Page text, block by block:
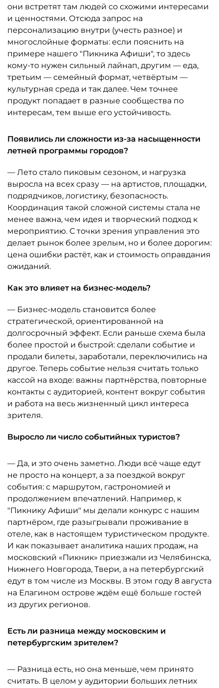
они встретят там людей со схожими интересами
и ценностями. Отсюда запрос на
персонализацию внутри (учесть разное) и
многослойные форматы: если пояснить на
примере нашего "Пикника Афиши", то здесь
кому-то нужен сильный лайнап, другим — еда,
третьим — семейный формат, четвёртым —
культурная среда и так далее. Чем точнее
продукт попадает в разные сообщества по
интересам, тем выше его устойчивость.
Появились ли сложности из-за насыщенности
летней программы городов?
— Лето стало пиковым сезоном, и нагрузка
выросла на всех сразу — на артистов, площадки,
подрядчиков, логистику, безопасность.
Координация такой сложной системы стала не
менее важна, чем идея и творческий подход к
мероприятию. С точки зрения управления это
делает рынок более зрелым, но и более дорогим:
цена ошибки растёт, как и стоимость оправдания
ожиданий.
Как это влияет на бизнес-модель?
— Бизнес-модель становится более
стратегической, ориентированной на
долгосрочный эффект. Если раньше схема была
более простой и быстрой: сделали событие и
продали билеты, заработали, переключились на
другое. Теперь событие нельзя считать только
кассой на входе: важны партнёрства, повторные
контакты с аудиторией, контент вокруг события
и работа на весь жизненный цикл интереса
зрителя.
Выросло ли число событийных туристов?
— Да, и это очень заметно. Люди всё чаще едут
не просто на концерт, а за поездкой вокруг
события: с маршрутом, гастрономией и
продолжением впечатлений. Например, к
"Пикнику Афиши" мы делали конкурс с нашим
партнёром, где разыгрывали проживание в
отеле, как в настоящем туристическом продукте.
И как показывает аналитика наших продаж, на
московский «Пикник» приезжали из Челябинска,
Нижнего Новгорода, Твери, а на петербургский
едут в том числе из Москвы. В этом году 8 августа
на Елагином острове ждём ещё больше гостей
из других регионов.
Есть ли разница между московским и
петербургским зрителем?
— Разница есть, но она меньше, чем принято
считать. В целом у аудитории больших летних